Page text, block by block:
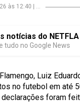
às 12:40 ...
notícias do NETFLA
tudo no Google News
Luiz
no futebol em até
foram